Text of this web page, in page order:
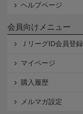
ヘルプページ
会員向けメニュー
ＪリーグID会員登録
マイページ
購入履歴
メルマガ設定